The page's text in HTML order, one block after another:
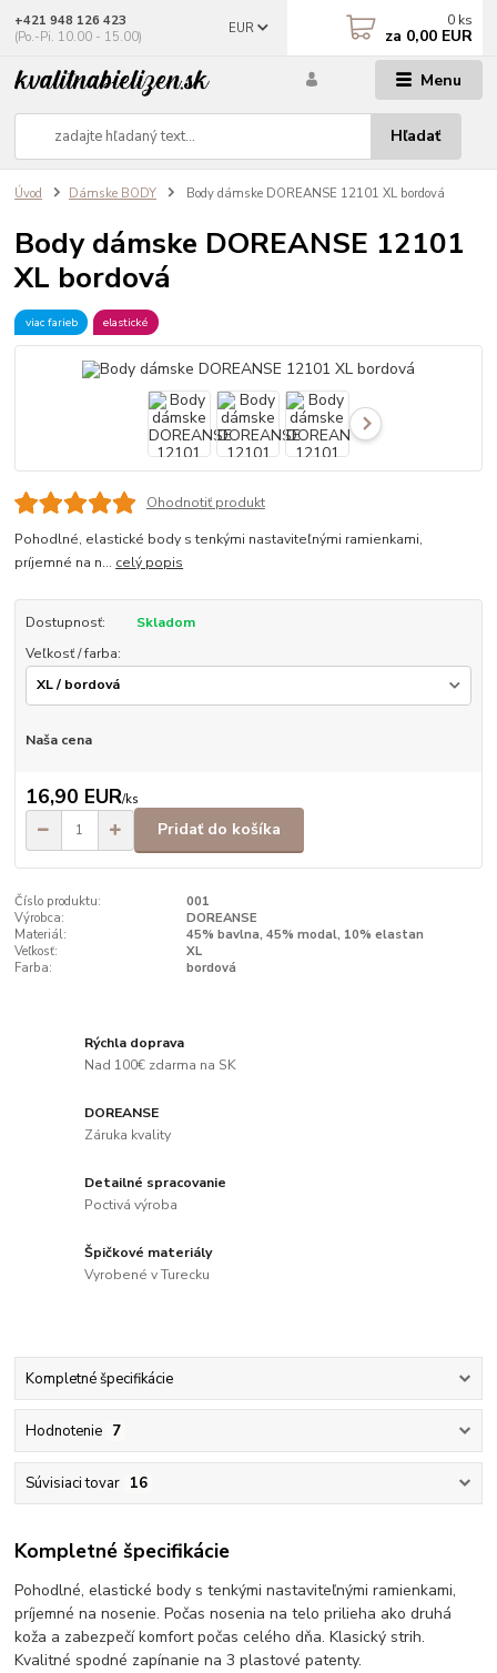
Menu
EUR
Hľadať
+421 948 126 423
(Po.-Pi. 10.00 - 15.00)
0 ks
za 0,00 EUR
Úvod Dámske BODY Body dámske DOREANSE 12101 XL bordová
Body dámske DOREANSE 12101
XL bordová
viac farieb elastické
Ohodnotiť produkt
Pohodlné, elastické body s tenkými nastaviteľnými ramienkami,
príjemné na n... celý popis
Dostupnosť:
Skladom
Veľkosť / farba:
Naša cena
16,90 EUR/ks
Pridať do košíka
Číslo produktu:
001
Výrobca:
DOREANSE
Materiál:
45% bavlna, 45% modal, 10% elastan
Veľkosť:
XL
Farba:
bordová
Rýchla doprava
Nad 100€ zdarma na SK
DOREANSE
Záruka kvality
Detailné spracovanie
Poctivá výroba
Špičkové materiály
Vyrobené v Turecku
Kompletné špecifikácie
Hodnotenie 7
Súvisiaci tovar 16
Kompletné špecifikácie
Pohodlné, elastické body s tenkými nastaviteľnými ramienkami,
príjemné na nosenie. Počas nosenia na telo prilieha ako druhá
koža a zabezpečí komfort počas celého dňa. Klasický strih.
Kvalitné spodné zapínanie na 3 plastové patenty.